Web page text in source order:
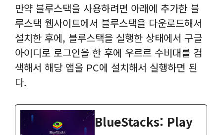
만약 블루스택을 사용하려면 아래에 추가한 블
루스택 웹사이트에서 블루스택을 다운로드해서
설치한 후에, 블루스택을 실행한 상태에서 구글
아이디로 로그인을 한 후에 우르르 수비대를 검
색해서 해당 앱을 PC에 설치해서 실행하면 된
다.
BlueStacks: Play